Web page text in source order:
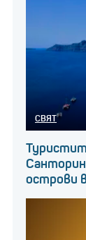
СВЯТ
острови